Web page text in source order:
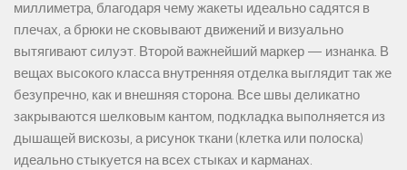
миллиметра, благодаря чему жакеты идеально садятся в
плечах, а брюки не сковывают движений и визуально
вытягивают силуэт. Второй важнейший маркер — изнанка. В
вещах высокого класса внутренняя отделка выглядит так же
безупречно, как и внешняя сторона. Все швы деликатно
закрываются шелковым кантом, подкладка выполняется из
дышащей вискозы, а рисунок ткани (клетка или полоска)
идеально стыкуется на всех стыках и карманах.